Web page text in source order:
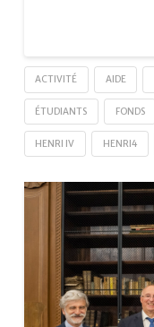
ACTIVITÉ AIDE
ÉTUDIANTS FONDS
HENRI IV HENRI4